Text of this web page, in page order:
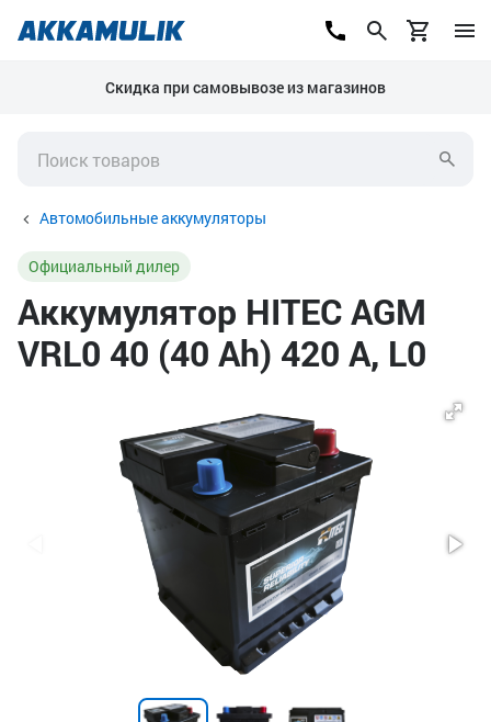
Скидка при самовывозе из магазинов
Автомобильные аккумуляторы
Официальный дилер
Аккумулятор HITEC AGM
VRL0 40 (40 Ah) 420 А, L0